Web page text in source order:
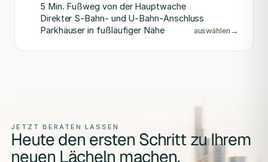
5 Min. Fußweg von der Hauptwache
Direkter S-Bahn- und U-Bahn-Anschluss
Parkhäuser in fußläufiger Nähe
auswählen →
JETZT BERATEN LASSEN
Heute den ersten Schritt zu Ihrem
neuen Lächeln machen.